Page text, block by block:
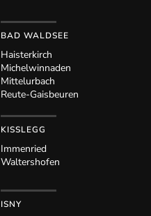
BAD WALDSEE
Haisterkirch
Michelwinnaden
Mittelurbach
Reute-Gaisbeuren
KISSLEGG
Immenried
Waltershofen
ISNY